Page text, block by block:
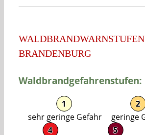
WALDBRANDWARNSTUFEN
BRANDENBURG